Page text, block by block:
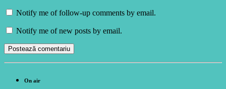
Notify me of follow-up comments by email.
Notify me of new posts by email.
On air